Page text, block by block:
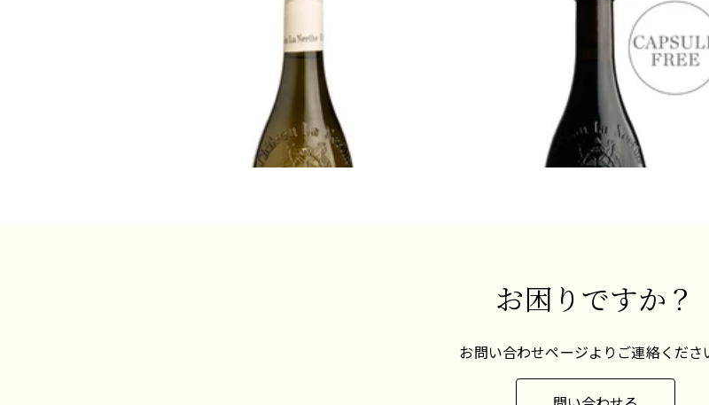
フレッシュさとミネラル感を与えてい
す。レミはグルナッシュが赤ワイン
「魔法 」をかけ、ムールヴェードル
雑さを、シラーが骨格を与えると言う
白のトップキュヴェ、クロ・ド・ボヴ
ニールはその名前の通り、その歴史的
シャトーの目の前に位置する古城の壁
囲まれた庭、単一の区画から造られま
シャトー・ラ・ネルト
飲み頃だが熟成可能
¥14,850 (税込) - 750ml
2020 ベリー・ブラザーズ&ラッド・シ
トーヌフ=デュ=パプ・ルージュ、シャ
トー・ラ・ネルト(カプセル無し)
飲み頃だが熟成可能
¥8,800 (税込) - 750ml
お困りですか？
お問い合わせページよりご連絡くださ